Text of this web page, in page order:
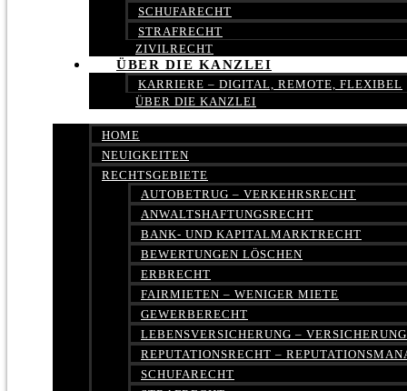
SCHUFARECHT
STRAFRECHT
ZIVILRECHT
ÜBER DIE KANZLEI
KARRIERE – DIGITAL, REMOTE, FLEXIBEL
ÜBER DIE KANZLEI
HOME
NEUIGKEITEN
RECHTSGEBIETE
AUTOBETRUG – VERKEHRSRECHT
ANWALTSHAFTUNGSRECHT
BANK- UND KAPITALMARKTRECHT
BEWERTUNGEN LÖSCHEN
ERBRECHT
FAIRMIETEN – WENIGER MIETE
GEWERBERECHT
LEBENSVERSICHERUNG –
REPUTATIONSRECHT –
SCHUFARECHT